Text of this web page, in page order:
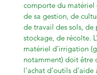
comporte du matériel
de sa gestion, de
de travail des sols, de
stockage, de récolte.
matériel d’irrigation
notamment) doit être
l’achat d’outils